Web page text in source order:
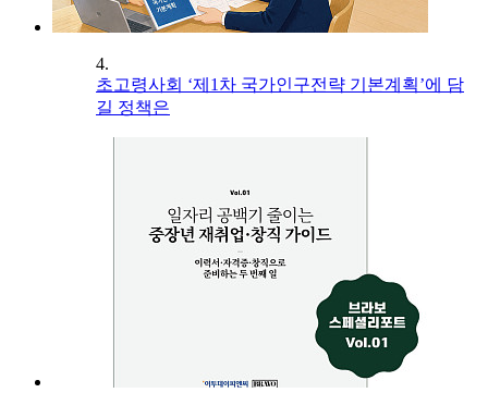
4.
초고령사회 ‘제1차 국가인구전략 기본계획’에 담
길 정책은